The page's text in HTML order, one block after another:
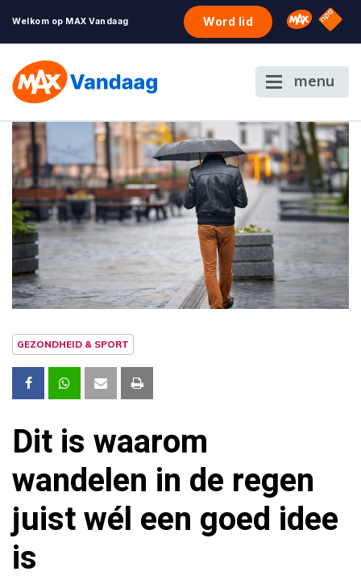
Welkom op MAX Vandaag Word lid Omroep
NPO
menu
GEZONDHEID & SPORT
Dit is waarom
wandelen in de regen
juist wél een goed idee
is